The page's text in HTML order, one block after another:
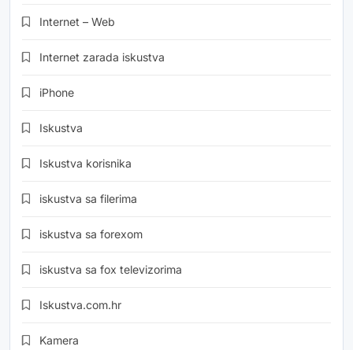
Internet – Web
Internet zarada iskustva
iPhone
Iskustva
Iskustva korisnika
iskustva sa filerima
iskustva sa forexom
iskustva sa fox televizorima
Iskustva.com.hr
Kamera